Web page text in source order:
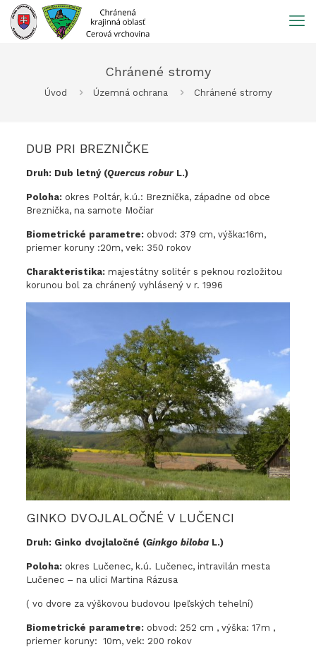
Prejsť
obsah
Chránené stromy
Úvod Územná ochrana Chránené stromy
DUB PRI BREZNIČKE
Druh: Dub letný (Quercus robur L.)
Poloha:okres Poltár, k.ú.: Breznička, západne od obce
Breznička, na samote Močiar
Biometrické parametre:obvod: 379 cm, výška:16m,
priemer koruny :20m, vek: 350 rokov
Charakteristika:majestátny solitér s peknou rozložitou
korunou bol za chránený vyhlásený v r. 1996
GINKO DVOJLALOČNÉ V LUČENCI
Druh: Ginko dvojlaločné (Ginkgo biloba L.)
Poloha:okres Lučenec, k.ú. Lučenec, intravilán mesta
Lučenec – na ulici Martina Rázusa
( vo dvore za výškovou budovou Ipeľských tehelní)
Biometrické parametre:obvod: 252 cm , výška: 17m ,
priemer koruny: 10m, vek: 200 rokov